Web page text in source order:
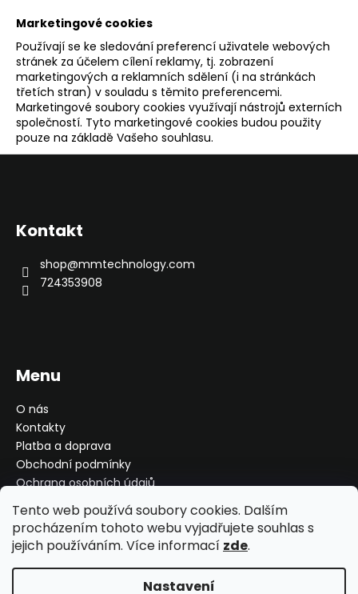
Tento web používá soubory cookies. Dalším
procházením tohoto webu vyjadřujete souhlas s
jejich používáním. Více informací zde.
Nastavení
Marketingové cookies
Používají se ke sledování preferencí uživatele webových
stránek za účelem cílení reklamy, tj. zobrazení
marketingových a reklamních sdělení (i na stránkách
třetích stran) v souladu s těmito preferencemi.
Marketingové soubory cookies využívají nástrojů externích
společností. Tyto marketingové cookies budou použity
pouze na základě Vašeho souhlasu.
Kontakt
shop@mmtechnology.com
724353908
Menu
O nás
Kontakty
Platba a doprava
Obchodní podmínky
Ochrana osobních údajů
Reklamace, výměna, vrácení
Moje objednávka